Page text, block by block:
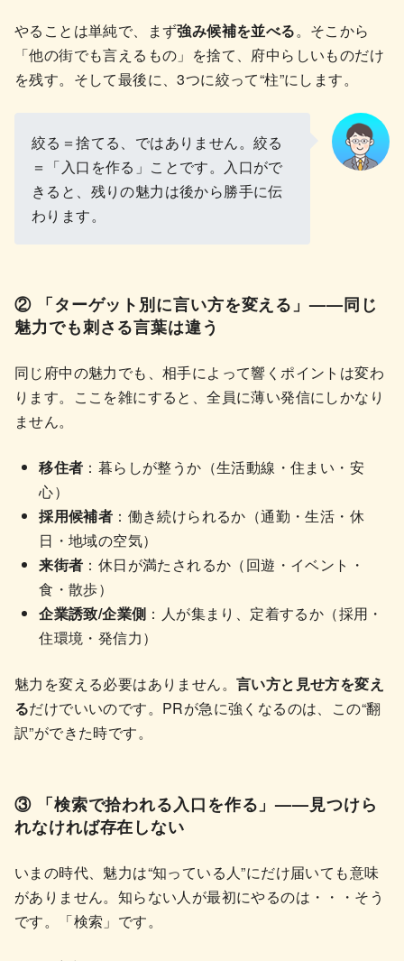
やることは単純で、まず強み候補を並べる。そこから
「他の街でも言えるもの」を捨て、府中らしいものだけ
を残す。そして最後に、3つに絞って“柱”にします。
絞る＝捨てる、ではありません。絞る
＝「入口を作る」ことです。入口がで
きると、残りの魅力は後から勝手に伝
わります。
② 「ターゲット別に言い方を変える」——同じ
魅力でも刺さる言葉は違う
同じ府中の魅力でも、相手によって響くポイントは変わ
ります。ここを雑にすると、全員に薄い発信にしかなり
ません。
移住者 ：暮らしが整うか（生活動線・住まい・安
心）
採用候補者 ：働き続けられるか（通勤・生活・休
日・地域の空気）
来街者 ：休日が満たされるか（回遊・イベント・
食・散歩）
企業誘致/企業側 ：人が集まり、定着するか（採用・
住環境・発信力）
魅力を変える必要はありません。 言い方と見せ方を変え
るだけでいいのです。PRが急に強くなるのは、この“翻
訳”ができた時です。
③ 「検索で拾われる入口を作る」——見つけら
れなければ存在しない
いまの時代、魅力は“知っている人”にだけ届いても意味
がありません。知らない人が最初にやるのは・・・そう
です。「検索」です。